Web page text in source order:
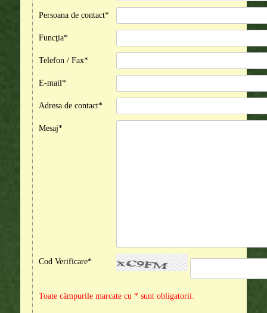
Persoana de contact*
Funcţia*
Telefon / Fax*
E-mail*
Adresa de contact*
Mesaj*
Cod Verificare*
Toate câmpurile marcate cu * sunt obligatorii.